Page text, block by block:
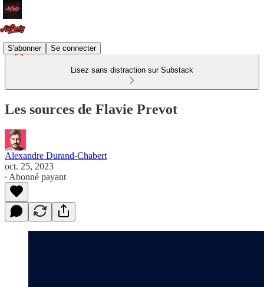
S'abonner Se connecter
Lisez sans distraction sur Substack
Les sources de Flavie Prevot
Alexandre Durand-Chabert
oct. 25, 2023
∙ Abonné payant